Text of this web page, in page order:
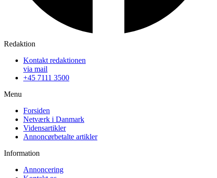
Redaktion
Kontakt redaktionen
via mail
+45 7111 3500
Menu
Forsiden
Netværk i Danmark
Vidensartikler
Annoncørbetalte artikler
Information
Annoncering